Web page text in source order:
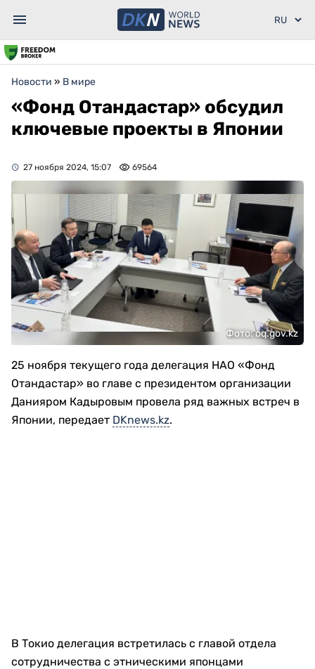
Новости » В мире
«Фонд Отандастар» обсудил
ключевые проекты в Японии
27 ноября 2024, 15:07 69564
Фото: oq.gov.kz
25 ноября текущего года делегация НАО «Фонд
Отандастар» во главе с президентом организации
Данияром Кадыровым провела ряд важных встреч в
Японии, передает DKnews.kz.
В Токио делегация встретилась с главой отдела
сотрудничества с этническими японцами